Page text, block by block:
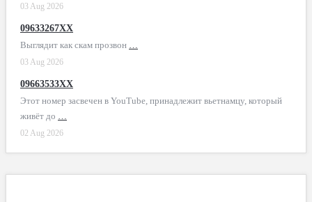
03 Aug 2026
09633267XX
Выглядит как скам прозвон …
03 Aug 2026
09663533XX
Этот номер засвечен в YouTube, принадлежит вьетнамцу, который
живёт до …
02 Aug 2026